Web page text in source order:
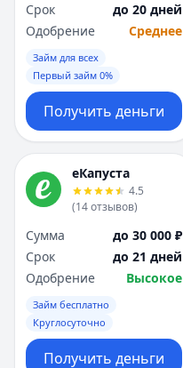
Срок
до 20 дней
Одобрение
Среднее
Займ для всех
Первый займ 0%
Получить деньги
еКапуста
4.5
(14отзывов)
Сумма
до 30 000 ₽
Срок
до 21 дней
Одобрение
Высокое
Займ бесплатно
Круглосуточно
Получить деньги